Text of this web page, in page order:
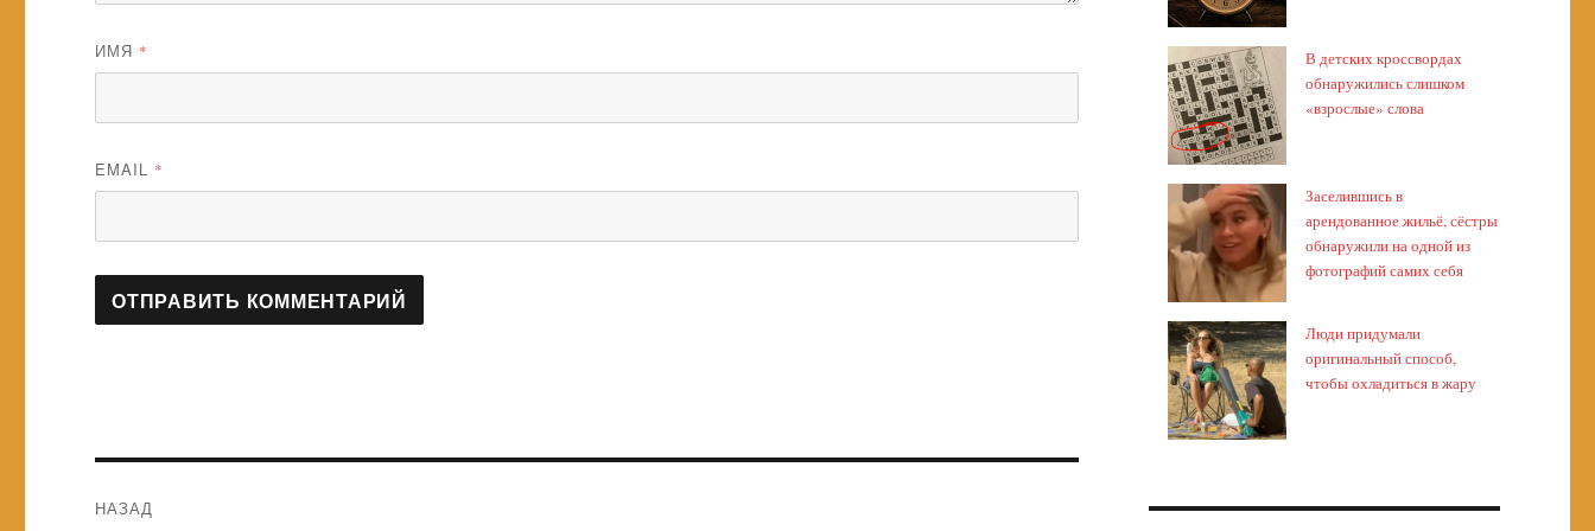
ИМЯ *
EMAIL *
НАЗАД
В детских кроссвордах
обнаружились слишком
«взрослые» слова
Заселившись в
арендованное жильё, сёстры
обнаружили на одной из
фотографий самих себя
Люди придумали
оригинальный способ,
чтобы охладиться в жару